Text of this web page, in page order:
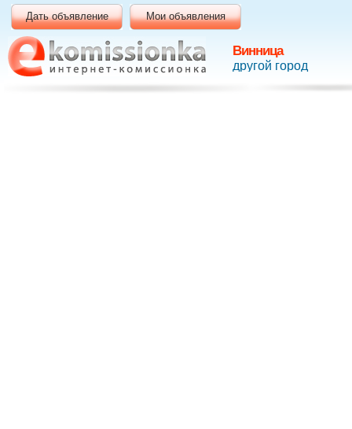
Винница
другой город
Дать объявление Мои объявления